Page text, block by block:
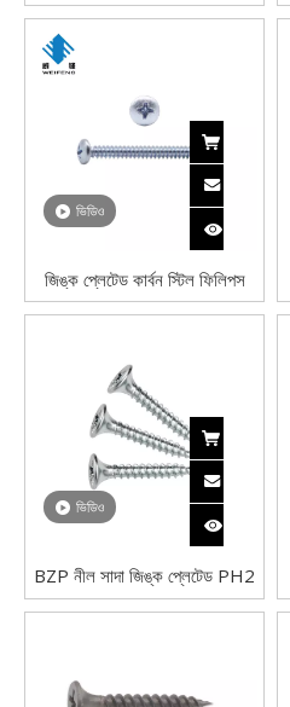
থ্রেড ফাইন থ্রেড ড্রাইওয়াল স্ক্রু
ভিডিও
জিঙ্ক প্লেটেড কার্বন স্টিল ফিলিপস
প্যান হেড সেলফ ড্রিলিং স্ক্রু
ভিডিও
BZP নীল সাদা জিঙ্ক প্লেটেড PH2
ফিলিপস ড্রাইভ ড্রাইওয়াল স্ক্রু সূক্ষ্ম